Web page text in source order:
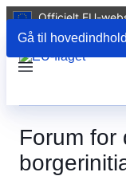
Gå til
Officielt EU-
Forum